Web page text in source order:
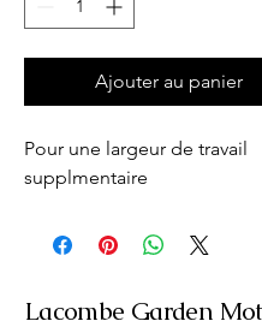
Ajouter au panier
Pour une largeur de travail
supplmentaire
Lacombe Garden